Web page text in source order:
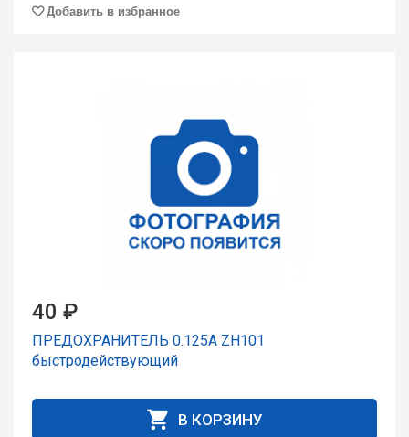
Добавить в избранное
40 ₽
ПРЕДОХРАНИТЕЛЬ 0.125A ZH101
быстродействующий
В КОРЗИНУ